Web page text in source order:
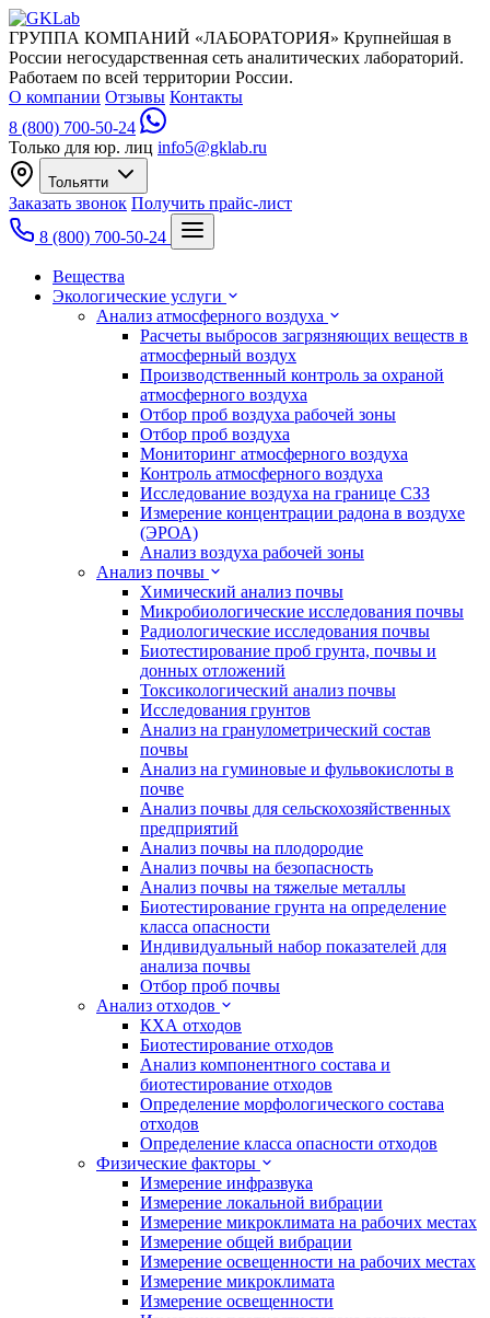
ГРУППА КОМПАНИЙ «ЛАБОРАТОРИЯ» Крупнейшая в
России негосударственная сеть аналитических лабораторий.
Работаем по всей территории России.
О компании Отзывы Контакты
8 (800) 700-50-24
Только для юр. лиц info5@gklab.ru
Тольятти
Заказать звонок Получить прайс-лист
8 (800) 700-50-24
Вещества
Экологические услуги
Анализ атмосферного воздуха
Расчеты выбросов загрязняющих веществ в
атмосферный воздух
Производственный контроль за охраной
атмосферного воздуха
Отбор проб воздуха рабочей зоны
Отбор проб воздуха
Мониторинг атмосферного воздуха
Контроль атмосферного воздуха
Исследование воздуха на границе СЗЗ
Измерение концентрации радона в воздухе
(ЭРОА)
Анализ воздуха рабочей зоны
Анализ почвы
Химический анализ почвы
Микробиологические исследования почвы
Радиологические исследования почвы
Биотестирование проб грунта, почвы и
донных отложений
Токсикологический анализ почвы
Исследования грунтов
Анализ на гранулометрический состав
почвы
Анализ на гуминовые и фульвокислоты в
почве
Анализ почвы для сельскохозяйственных
предприятий
Анализ почвы на плодородие
Анализ почвы на безопасность
Анализ почвы на тяжелые металлы
Биотестирование грунта на определение
класса опасности
Индивидуальный набор показателей для
анализа почвы
Отбор проб почвы
Анализ отходов
КХА отходов
Биотестирование отходов
Анализ компонентного состава и
биотестирование отходов
Определение морфологического состава
отходов
Определение класса опасности отходов
Физические факторы
Измерение инфразвука
Измерение локальной вибрации
Измерение микроклимата на рабочих местах
Измерение общей вибрации
Измерение освещенности на рабочих местах
Измерение микроклимата
Измерение освещенности